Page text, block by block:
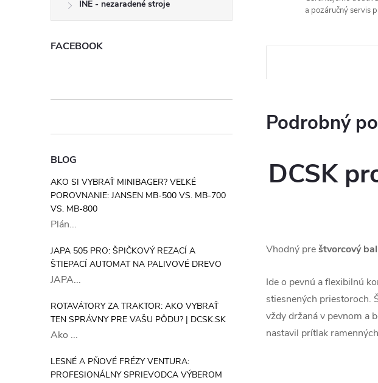
INÉ - nezaradené stroje
FACEBOOK
BLOG
AKO SI VYBRAŤ MINIBAGER? VEĽKÉ
POROVNANIE: JANSEN MB-500 VS. MB-700
VS. MB-800
Plán...
JAPA 505 PRO: ŠPIČKOVÝ REZACÍ A
ŠTIEPACÍ AUTOMAT NA PALIVOVÉ DREVO
JAPA...
ROTAVÁTORY ZA TRAKTOR: AKO VYBRAŤ
TEN SPRÁVNY PRE VAŠU PÔDU? | DCSK.SK
Ako ...
LESNÉ A PŇOVÉ FRÉZY VENTURA:
PROFESIONÁLNY SPRIEVODCA VÝBEROM
a pozáručný servis
Podrobný
DCSK
Vhodný preštvorcový
Ide o pevnú a flexibilnú
stiesnených priestoroch.
vždy držaná v pevnom a
nastavil prítlak